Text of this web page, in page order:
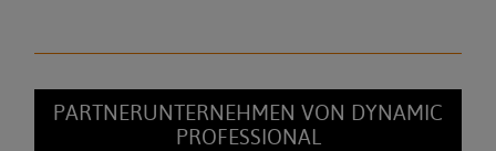
PARTNERUNTERNEHMEN VON DYNAMIC
PROFESSIONAL